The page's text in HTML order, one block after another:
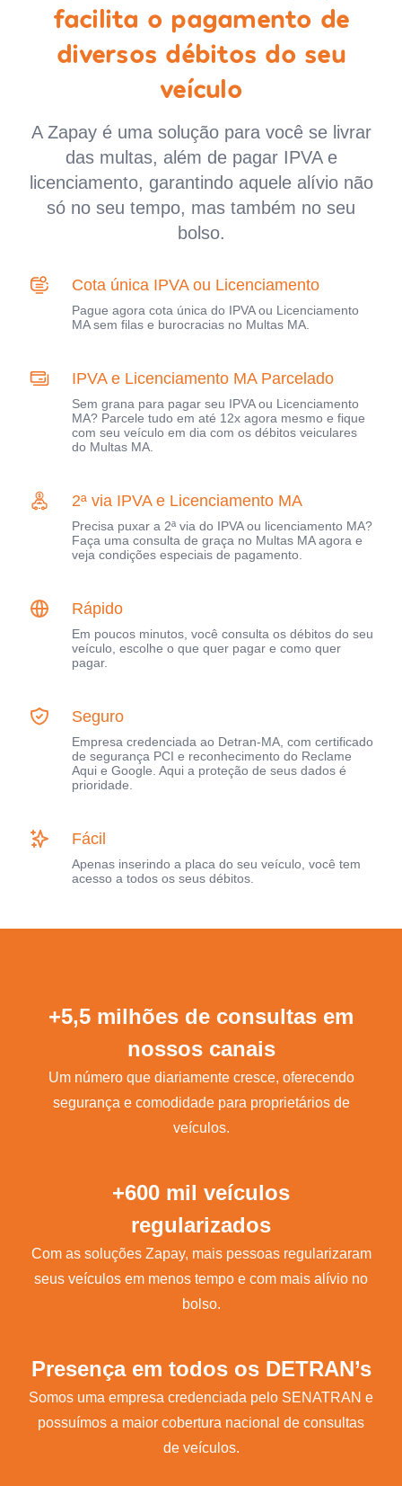
facilita o pagamento de
diversos débitos do seu
veículo
A Zapay é uma solução para você se livrar
das multas, além de pagar IPVA e
licenciamento, garantindo aquele alívio não
só no seu tempo, mas também no seu
bolso.
Cota única IPVA ou Licenciamento
Pague agora cota única do IPVA ou Licenciamento
MA sem filas e burocracias no Multas MA.
IPVA e Licenciamento MA Parcelado
Sem grana para pagar seu IPVA ou Licenciamento
MA? Parcele tudo em até 12x agora mesmo e fique
com seu veículo em dia com os débitos veiculares
do Multas MA.
2ª via IPVA e Licenciamento MA
Precisa puxar a 2ª via do IPVA ou licenciamento MA?
Faça uma consulta de graça no Multas MA agora e
veja condições especiais de pagamento.
Rápido
Em poucos minutos, você consulta os débitos do seu
veículo, escolhe o que quer pagar e como quer
pagar.
Seguro
Empresa credenciada ao Detran-MA, com certificado
de segurança PCI e reconhecimento do Reclame
Aqui e Google. Aqui a proteção de seus dados é
prioridade.
Fácil
Apenas inserindo a placa do seu veículo, você tem
acesso a todos os seus débitos.
+5,5 milhões de consultas em
nossos canais
Um número que diariamente cresce, oferecendo
segurança e comodidade para proprietários de
veículos.
+600 mil veículos
regularizados
Com as soluções Zapay, mais pessoas regularizaram
seus veículos em menos tempo e com mais alívio no
bolso.
Presença em todos os DETRAN’s
Somos uma empresa credenciada pelo SENATRAN e
possuímos a maior cobertura nacional de consultas
de veículos.